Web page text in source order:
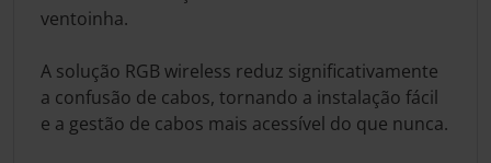
ventoinha.
A solução RGB wireless reduz significativamente
a confusão de cabos, tornando a instalação fácil
e a gestão de cabos mais acessível do que nunca.